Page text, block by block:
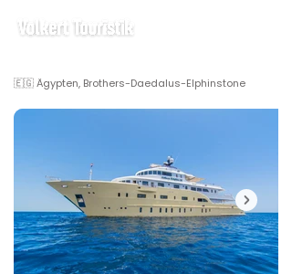
🇪🇬 Ägypten, Brothers-Daedalus-Elphinstone